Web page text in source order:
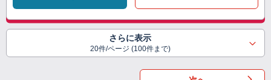
さらに表示
20件/ページ (100件まで)